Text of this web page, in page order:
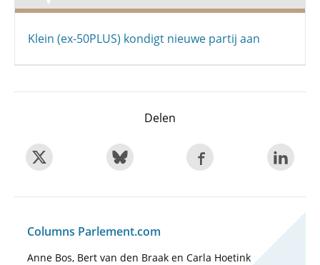
Klein (ex-50PLUS) kondigt nieuwe partij aan
Delen
Columns Parlement.com
Anne Bos, Bert van den Braak en Carla Hoetink